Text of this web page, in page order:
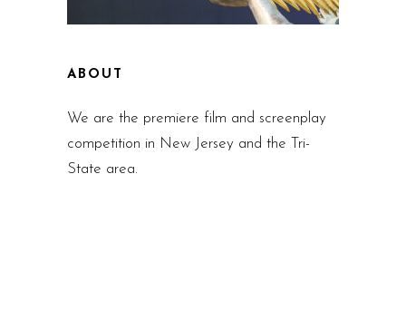
ABOUT
We are the premiere film and screenplay
competition in New Jersey and the Tri-
State area.